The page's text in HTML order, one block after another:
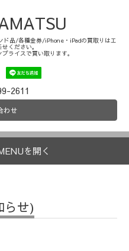
品/各種金券/iPhone・iPadの買取りはエ
ください。
ライスで買い取ります。
2611
わせ
を開く
らせ)